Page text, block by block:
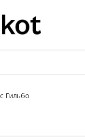
Гильбо